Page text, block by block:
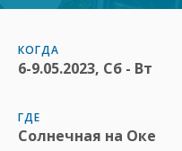
КОГДА
6-9.05.2023, Сб - Вт
ГДЕ
Солнечная на Оке